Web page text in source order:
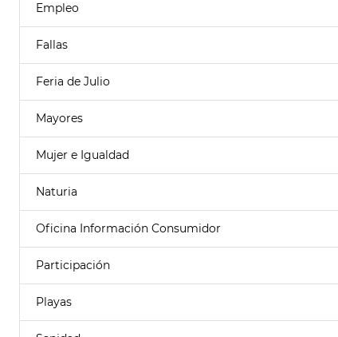
Empleo
Fallas
Feria de Julio
Mayores
Mujer e Igualdad
Naturia
Oficina Información Consumidor
Participación
Playas